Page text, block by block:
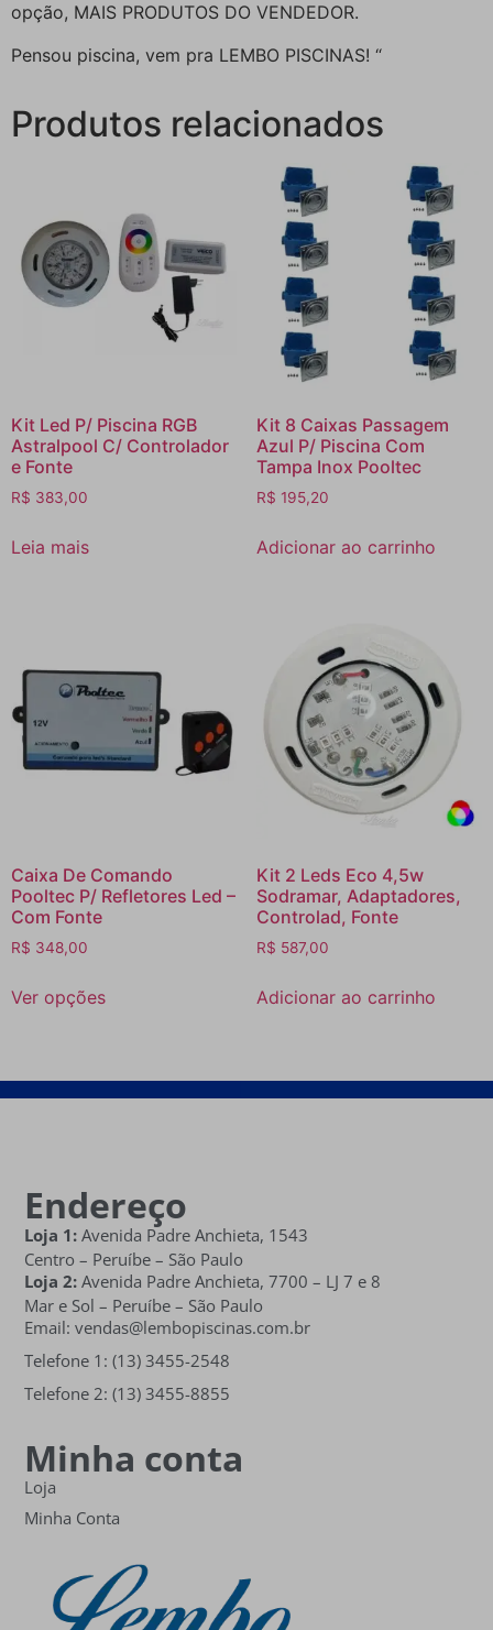
opção, MAIS PRODUTOS DO VENDEDOR.
Pensou piscina, vem pra LEMBO PISCINAS! “
Produtos relacionados
Kit Led P/ Piscina RGB
Astralpool C/ Controlador
e Fonte
R$ 383,00
Leia mais
Kit 8 Caixas Passagem
Azul P/ Piscina Com
Tampa Inox Pooltec
R$ 195,20
Adicionar ao carrinho
Caixa De Comando
Pooltec P/ Refletores Led –
Com Fonte
R$ 348,00
Ver opções
Kit 2 Leds Eco 4,5w
Sodramar, Adaptadores,
Controlad, Fonte
R$ 587,00
Adicionar ao carrinho
Minha conta
Loja
Minha Conta
Endereço
Loja 1: Avenida Padre Anchieta, 1543
Centro – Peruíbe – São Paulo
Loja 2: Avenida Padre Anchieta,7700 – LJ 7 e 8
Mar e Sol – Peruíbe – São Paulo
Email: vendas@lembopiscinas.com.br
Telefone 1: (13) 3455-2548
Telefone 2: (13) 3455-8855